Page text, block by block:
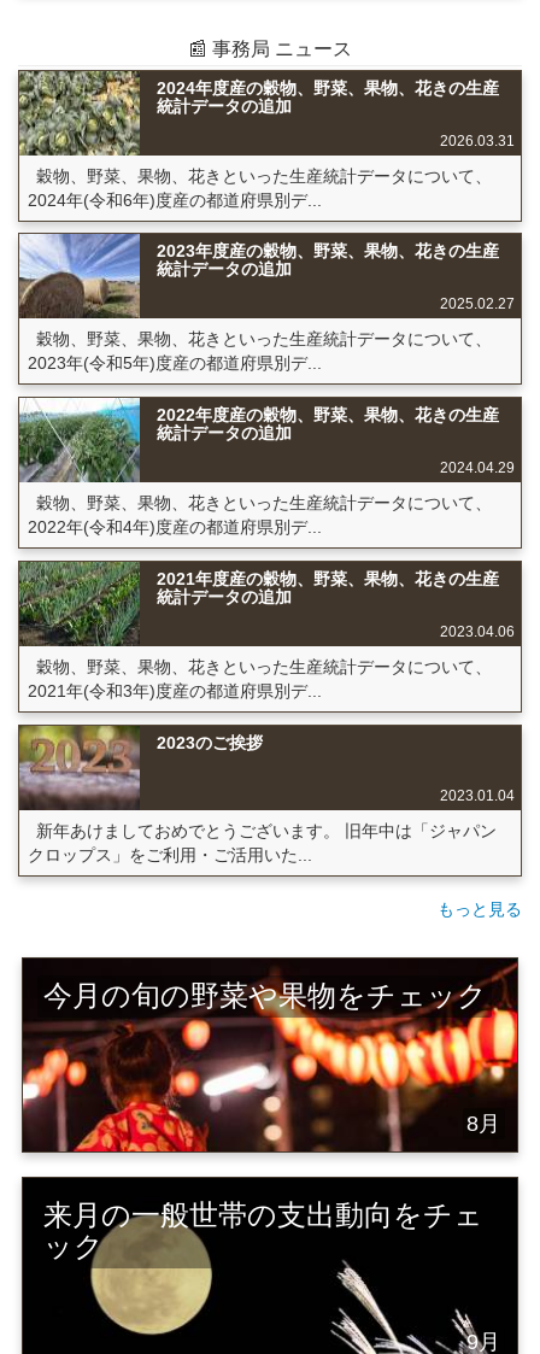
📰 事務局 ニュース
2024年度産の穀物、野菜、果物、花きの生産
統計データの追加
2026.03.31
穀物、野菜、果物、花きといった生産統計データについて、
2024年(令和6年)度産の都道府県別デ...
2023年度産の穀物、野菜、果物、花きの生産
統計データの追加
2025.02.27
穀物、野菜、果物、花きといった生産統計データについて、
2023年(令和5年)度産の都道府県別デ...
2022年度産の穀物、野菜、果物、花きの生産
統計データの追加
2024.04.29
穀物、野菜、果物、花きといった生産統計データについて、
2022年(令和4年)度産の都道府県別デ...
2021年度産の穀物、野菜、果物、花きの生産
統計データの追加
2023.04.06
穀物、野菜、果物、花きといった生産統計データについて、
2021年(令和3年)度産の都道府県別デ...
2023のご挨拶
2023.01.04
新年あけましておめでとうございます。 旧年中は「ジャパン
クロップス」をご利用・ご活用いた...
もっと見る
今月の旬の野菜や果物をチェック
8月
来月の一般世帯の支出動向をチェ
ック
9月